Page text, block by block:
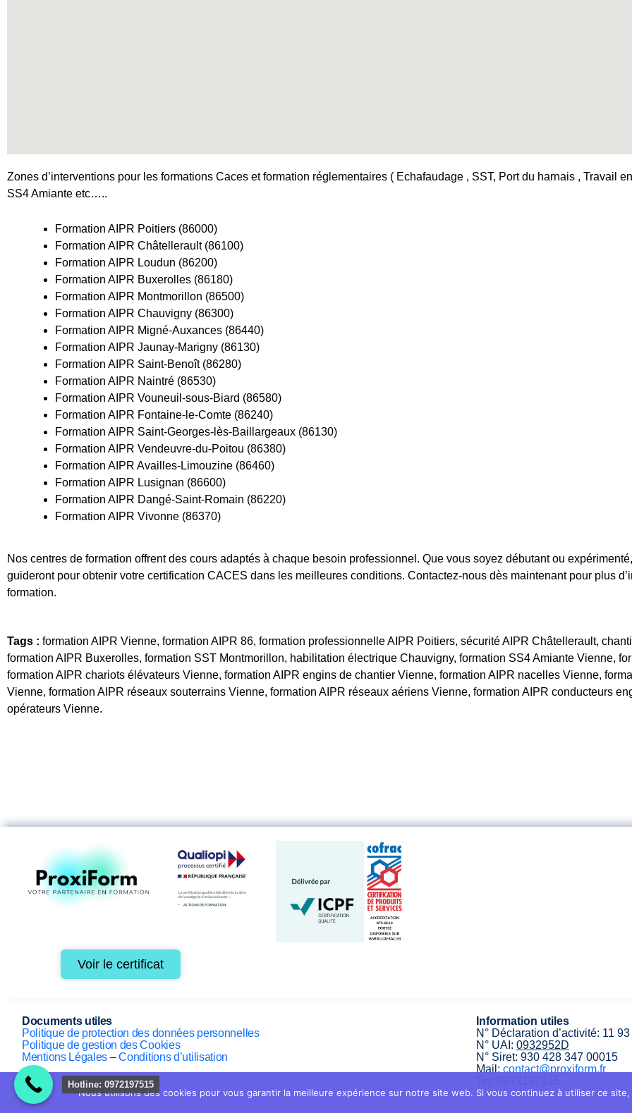
Zones d’interventions pour les formations Caces et formation réglementaires ( Echafaudage , SST, Port du harnais , Travail
SS4 Amiante etc…..
Formation AIPR Poitiers (86000)
Formation AIPR Châtellerault (86100)
Formation AIPR Loudun (86200)
Formation AIPR Buxerolles (86180)
Formation AIPR Montmorillon (86500)
Formation AIPR Chauvigny (86300)
Formation AIPR Migné-Auxances (86440)
Formation AIPR Jaunay-Marigny (86130)
Formation AIPR Saint-Benoît (86280)
Formation AIPR Naintré (86530)
Formation AIPR Vouneuil-sous-Biard (86580)
Formation AIPR Fontaine-le-Comte (86240)
Formation AIPR Saint-Georges-lès-Baillargeaux (86130)
Formation AIPR Vendeuvre-du-Poitou (86380)
Formation AIPR Availles-Limouzine (86460)
Formation AIPR Lusignan (86600)
Formation AIPR Dangé-Saint-Romain (86220)
Formation AIPR Vivonne (86370)
Nos centres de formation offrent des cours adaptés à chaque besoin professionnel. Que vous soyez débutant ou
guideront pour obtenir votre certification CACES dans les meilleures conditions. Contactez-nous dès maintenant pour plus
formation.
Tags : formation AIPR Vienne, formation AIPR 86, formation professionnelle AIPR Poitiers, sécurité AIPR Châtellerault,
formation AIPR Buxerolles, formation SST Montmorillon, habilitation électrique Chauvigny, formation SS4 Amiante Vienne,
formation AIPR chariots élévateurs Vienne, formation AIPR engins de chantier Vienne, formation AIPR nacelles Vienne,
Vienne, formation AIPR réseaux souterrains Vienne, formation AIPR réseaux aériens Vienne, formation AIPR conducteurs
opérateurs Vienne.
Voir le certificat
Documents utiles
Politique de protection des données personnelles
Politique de gestion des Cookies
Mentions Légales –Conditions d’utilisation
Information utiles
N° Déclaration d’activité: 11
N° UAI: 0932952D
N° Siret: 930 428 347 00015
Mail: contact@proxiform.fr
Hotline: 0972197515
Nous utilisons des cookies pour vous garantir la meilleure expérience sur notre site web. Si vous continuez à utiliser ce